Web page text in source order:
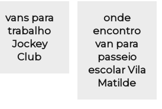
vans para
trabalho
Jockey
Club
onde
encontro
van para
passeio
escolar Vila
Matilde